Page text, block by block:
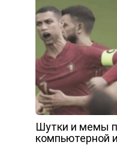
Шутки и мемы
компьютерной